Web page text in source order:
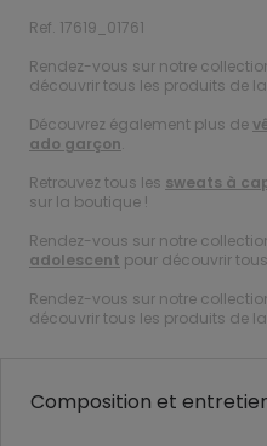
Ref. 17619_01761
Rendez-vous sur notre
découvrir tous les produits de
Découvrez également plus de
ado garçon.
Retrouvez tous les sweats à
sur la boutique !
Rendez-vous sur notre
adolescent pour découvrir
Rendez-vous sur notre
découvrir tous les produits de
Composition et